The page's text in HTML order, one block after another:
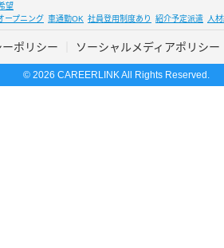
望
ープニング 車通勤OK 社員登用制度あり 紹介予定派遣 人
ポリシー ソーシャルメディアポリシー
© 2026 CAREERLINK All Rights Reserved.